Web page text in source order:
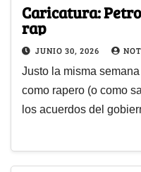
Caricatura:
rap
JUNIO 30, 2026
Justo la misma
como rapero (o como
los acuerdos del